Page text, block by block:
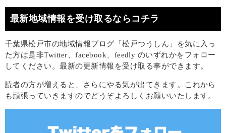
最新地域情報を受け取るならコチラ
千葉県松戸市の地域情報ブログ「松戸つうしん」を気に入っ
た方は是非Twitter、facebook、feedly のいずれかをフォロー
してください。最新の更新情報を受け取る事ができます。
読者の方が増えると、さらにやる気が出てきます。これから
も頑張っていきますのでどうぞよろしくお願いいたします。